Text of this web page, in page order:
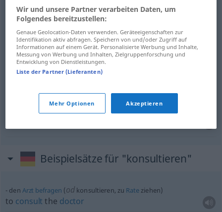
jemanden konsultieren besonders POL Verbündete etc
toconsultsb
ich werde einenArztkonsultieren
doctor shall
Beispielsätze für "konsultieren"
den Arzt befragen (odkonsultieren, zu Rateziehen)
to consult the doctor
Wir und unsere Partner verarbeiten Daten, um
Folgendes bereitzustellen:
Genaue Geolocation-Daten verwenden. Geräteeigenschaften zur
Identifikation aktiv abfragen. Speichern von und/oder Zugriff auf
Informationen auf einem Gerät. Personalisierte Werbung und Inhalte,
Messung von Werbung und Inhalten, Zielgruppenforschung und
Entwicklung von Dienstleistungen.
Liste der Partner (Lieferanten)
Mehr Optionen Akzeptieren